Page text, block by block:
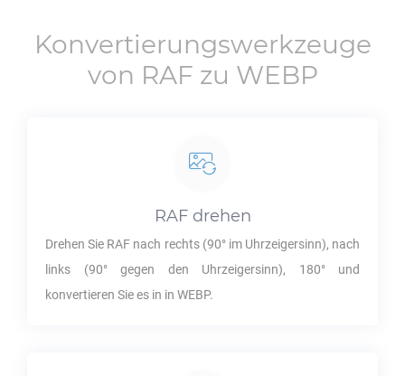
Konvertierungswerkzeuge
von RAF zu WEBP
RAFdrehen
Drehen Sie RAF nach rechts (90° im Uhrzeigersinn), nach
links (90° gegen den Uhrzeigersinn), 180° und
konvertieren Sie es in in WEBP.